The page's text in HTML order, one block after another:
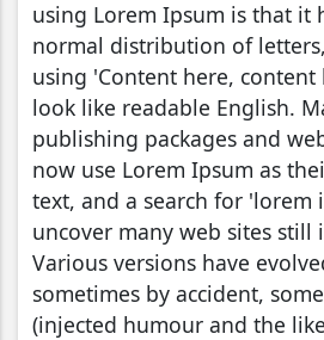
using Lorem Ipsum is that it
normal distribution of
using 'Content here,
look like readable English.
publishing packages and
now use Lorem Ipsum as
text, and a search for 'lorem
uncover many web sites still
Various versions have
sometimes by accident,
(injected humour and the